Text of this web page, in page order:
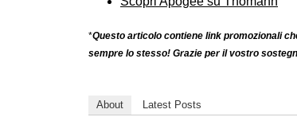
*Questo articolo contiene link promozionali
sempre lo stesso! Grazie per il vostro
About Latest Posts